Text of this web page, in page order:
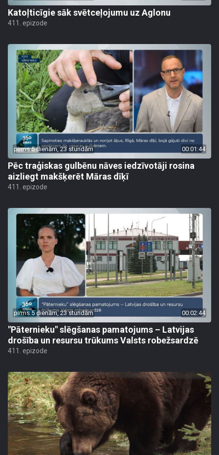
Katoļticīgie sāk svētceļojumu uz Aglonu
411. epizode
pirms 5 dienām, 23 stundām 00:01:44
Pēc traģiskas gulbēnu nāves iedzīvotāji rosina
aizliegt makšķerēt Māras dīķī
411. epizode
pirms 5 dienām, 23 stundām 00:02:44
"Pāternieku" slēgšanas pamatojums – Latvijas
drošība un resursu trūkums Valsts robežsardzē
411. epizode